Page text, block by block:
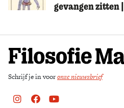
gevangen zitten
Schrijf je in vooronze nieuwsbrief
Instagram
FacebookYoutube